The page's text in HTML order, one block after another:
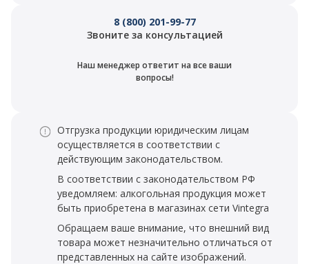
8 (800) 201-99-77
Звоните за консультацией
Наш менеджер ответит на все ваши
вопросы!
Отгрузка продукции юридическим лицам
осуществляется в соответствии с
действующим законодательством.
В соответствии с законодательством РФ
уведомляем: алкогольная продукция может
быть приобретена в магазинах сети Vintegra
Обращаем ваше внимание, что внешний вид
товара может незначительно отличаться от
представленных на сайте изображений.